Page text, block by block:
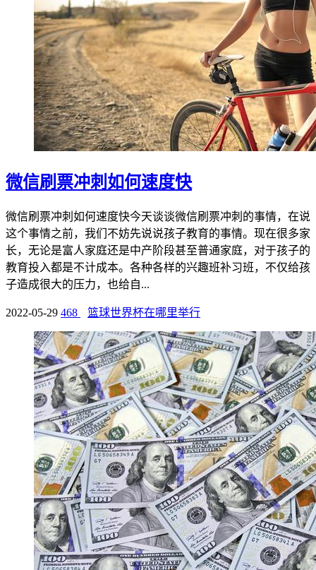
微信刷票冲刺如何速度快
微信刷票冲刺如何速度快今天谈谈微信刷票冲刺的事情，在说
这个事情之前，我们不妨先说说孩子教育的事情。现在很多家
长，无论是富人家庭还是中产阶段甚至普通家庭，对于孩子的
教育投入都是不计成本。各种各样的兴趣班补习班，不仅给孩
子造成很大的压力，也给自...
2022-05-29 468 篮球世界杯在哪里举行